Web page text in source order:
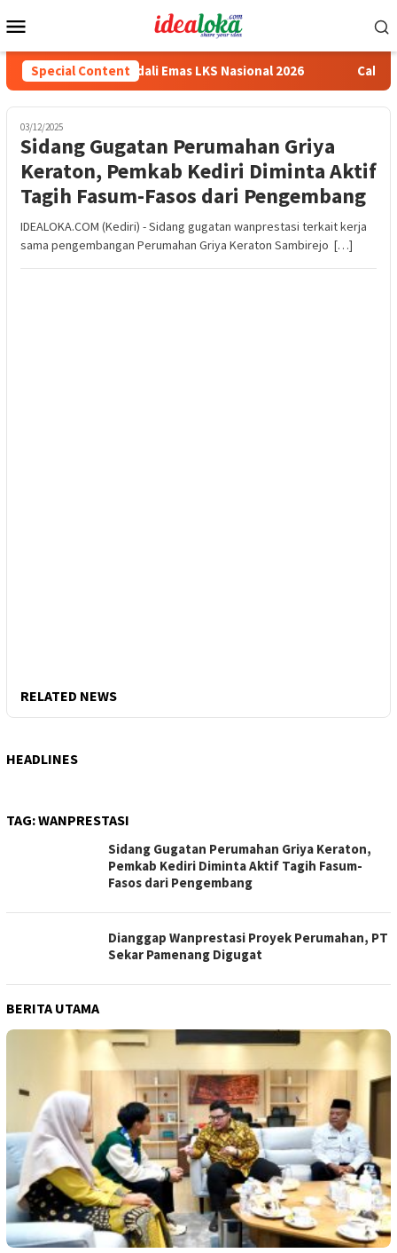
to
Menu
Special Content
Peraih Medali Emas LKS Nasional 2026 Cabai Jadi
03/12/2025
Sidang Gugatan Perumahan Griya
Keraton, Pemkab Kediri Diminta Aktif
Tagih Fasum-Fasos dari Pengembang
IDEALOKA.COM (Kediri) - Sidang gugatan wanprestasi terkait kerja
sama pengembangan Perumahan Griya Keraton Sambirejo […]
RELATED NEWS
HEADLINES
TAG:WANPRESTASI
Sidang Gugatan Perumahan Griya Keraton,
Pemkab Kediri Diminta Aktif Tagih Fasum-
Fasos dari Pengembang
Dianggap Wanprestasi Proyek Perumahan, PT
Sekar Pamenang Digugat
BERITA UTAMA